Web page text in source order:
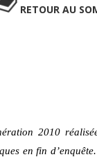
RETOUR AU
2010
en fin